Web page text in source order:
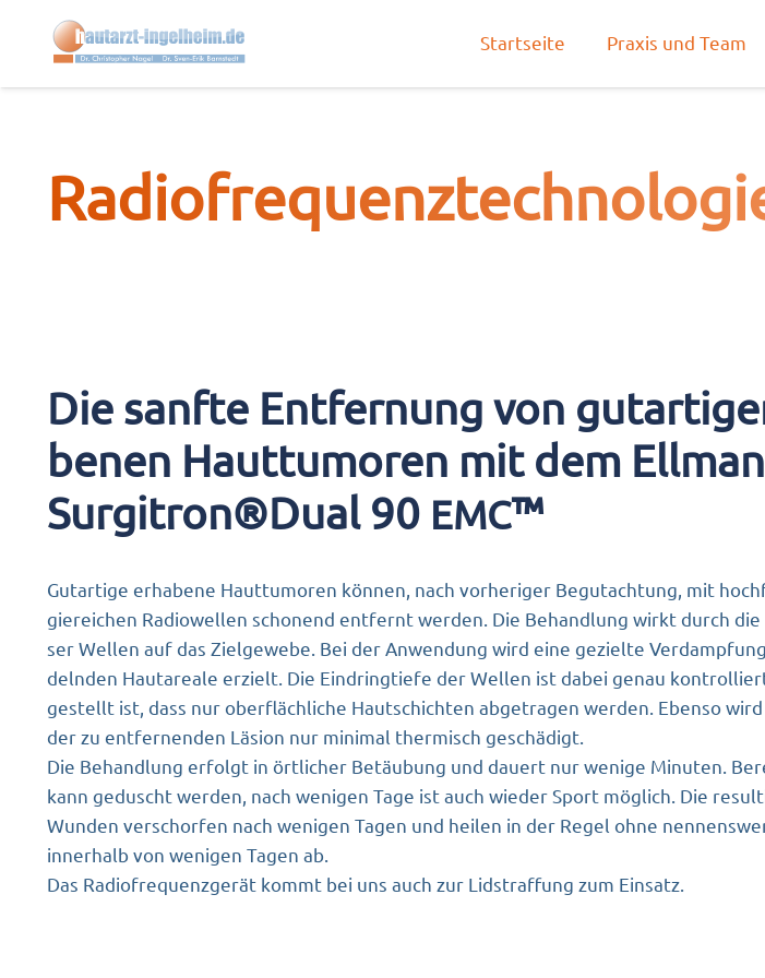
Start­sei­te Pra­xis und Team
Die sanf­te Ent­fer­nung von
be­nen Haut­tu­mo­ren mit dem Ell­man
Surgitron®Dual 90 EMC™
Gut­ar­ti­ge erha­be­ne Haut­tu­mo­ren kön­nen, nach vor­he­ri­ger Begut­ach­tung, mit
gie­rei­chen Radio­wel­len scho­nend ent­fernt wer­den. Die Behand­lung wirkt durch
ser Wel­len auf das Ziel­ge­we­be. Bei der Anwen­dung wird eine geziel­te
deln­den Haut­area­le erzielt. Die Ein­dring­tie­fe der Wel­len ist dabei genau
ge­stellt ist, dass nur ober­fläch­li­che Haut­schich­ten abge­tra­gen wer­den. Eben­so
der zu ent­fer­nen­den Läsi­on nur mini­mal ther­misch geschädigt.
Die Behand­lung erfolgt in ört­li­cher Betäu­bung und dau­ert nur weni­ge Minu­ten.
kann geduscht wer­den, nach weni­gen Tage ist auch wie­der Sport mög­lich. Die
Wun­den ver­schor­fen nach weni­gen Tagen und hei­len in der Regel ohne
inner­halb von weni­gen Tagen ab.
Das Radio­fre­quenz­ge­rät kommt bei uns auch zur Lid­s­traf­fung zum Einsatz.